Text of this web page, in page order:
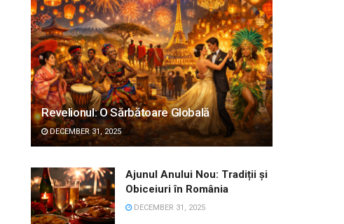
Revelionul: O Sărbătoare Globală
DECEMBER 31, 2025
Ajunul Anului Nou: Tradiții și
Obiceiuri în România
DECEMBER 31, 2025